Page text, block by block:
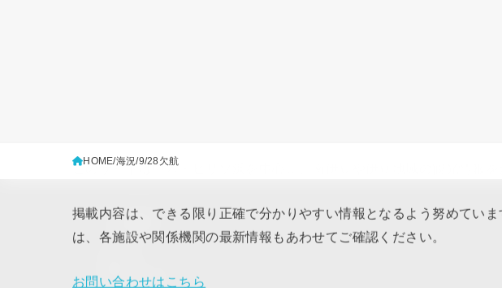
このサイトは中木・ヒリゾ浜を中心に、南伊豆や伊豆地域の観光情報を
掲載内容は、できる限り正確で分かりやすい情報となるよう努めてい
は、各施設や関係機関の最新情報もあわせてご確認ください。
お問い合わせはこちら
HOME 海況 9/28欠航
メタ情報
ログイン